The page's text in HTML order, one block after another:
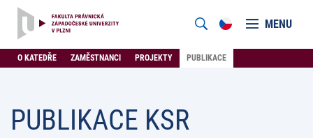
MENU
O KATEDŘE ZAMĚSTNANCI PROJEKTY PUBLIKACE
PUBLIKACE KSR